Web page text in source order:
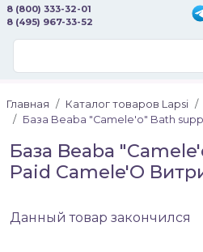
8 (800) 333-32-01
8 (495) 967-33-52
Главная Каталог товаров Lapsi
База Beaba "Camele'o" Bath
База Beaba
Paid Camele'O
Данный товар закончился